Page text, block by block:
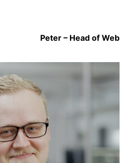
Peter – Head of Web